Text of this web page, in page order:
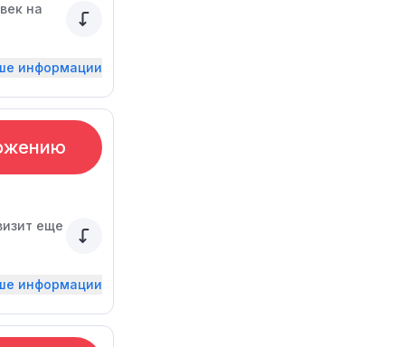
на
информации
еще
информации